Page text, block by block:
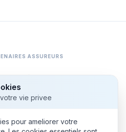
ASSUREURS
APRIL
vie privee
pour ameliorer votre